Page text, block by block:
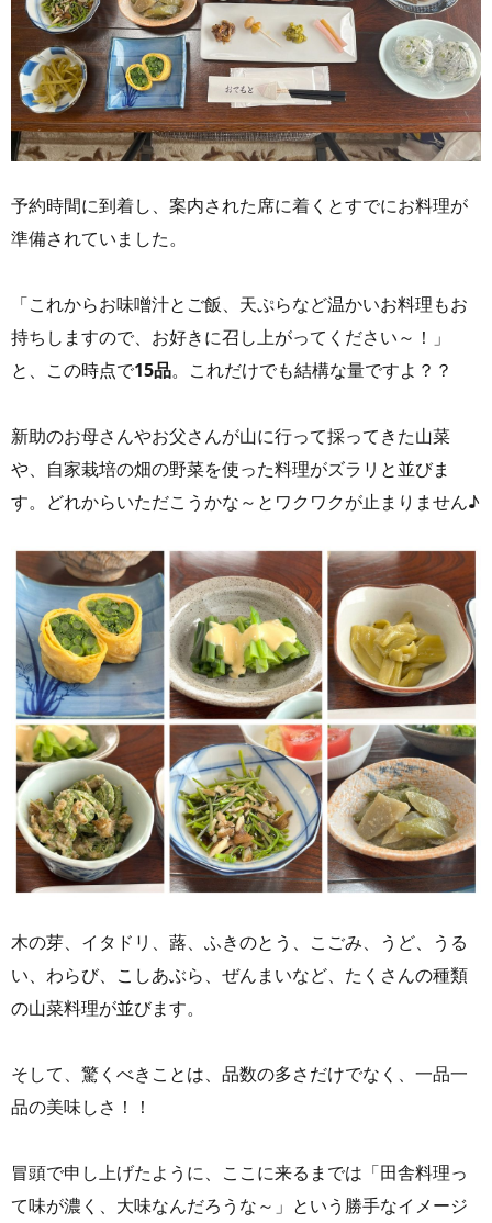
予約時間に到着し、案内された席に着くとすでにお料理が
準備されていました。
「これからお味噌汁とご飯、天ぷらなど温かいお料理もお
持ちしますので、お好きに召し上がってください～！」
と、この時点で15品。これだけでも結構な量ですよ？？
新助のお母さんやお父さんが山に行って採ってきた山菜
や、自家栽培の畑の野菜を使った料理がズラリと並びま
す。どれからいただこうかな～とワクワクが止まりません♪
木の芽、イタドリ、蕗、ふきのとう、こごみ、うど、うる
い、わらび、こしあぶら、ぜんまいなど、たくさんの種類
の山菜料理が並びます。
そして、驚くべきことは、品数の多さだけでなく、一品一
品の美味しさ！！
冒頭で申し上げたように、ここに来るまでは「田舎料理っ
て味が濃く、大味なんだろうな～」という勝手なイメージ